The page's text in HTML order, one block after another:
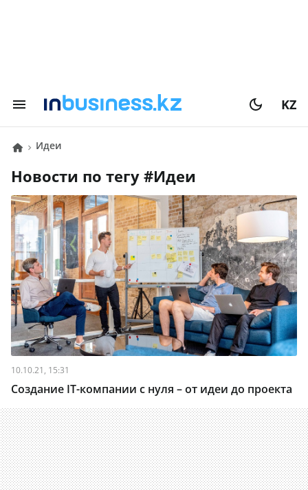
KZ
идеи
Новости по тегу # идеи
10.10.21, 15:31
Создание IT-компании с нуля – от идеи до проекта